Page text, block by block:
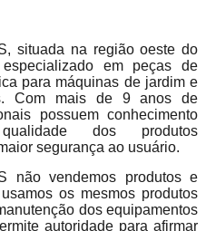
situada na região oeste do
em peças de
para máquinas de jardim e
Com mais de 9 anos de
possuem conhecimento
dos produtos
segurança ao usuário.
não vendemos produtos e
os mesmos produtos
dos equipamentos
autoridade para afirmar